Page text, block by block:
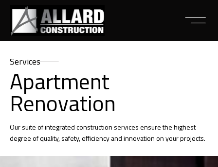
Services
Apartment
Renovation
Our suite of integrated construction services ensure the highest
degree of quality, safety, efficiency and innovation on your projects.